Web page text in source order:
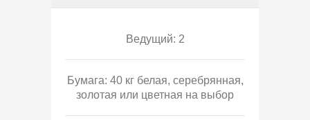
Ведущий: 2
Бумага: 40 кг белая, серебрянная,
золотая или цветная на выбор